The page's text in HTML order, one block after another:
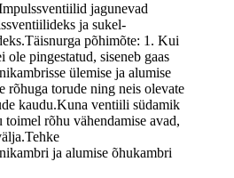
jagunevad
ja sukel-
põhimõte: 1. Kui
ole pingestatud, siseneb gaas
ülemise ja alumise
rõhuga torude ning neis olevate
kaudu.Kuna ventiili südamik
rõhu vähendamise avad,
ja alumise õhukambri